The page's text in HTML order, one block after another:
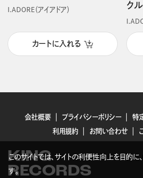
I.ADORE（アイアドア）
カートに入れる
クル
会社概要 プライバシーポリシー
特
利用規約
お問い合わせ
KING
RECORDS
このサイトでは、サイトの利便性向上を目的に
す。